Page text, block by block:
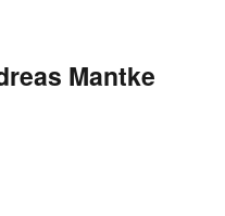
Mantke